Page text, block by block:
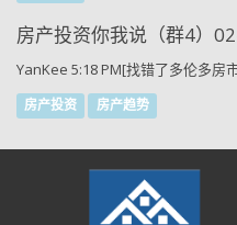
房产投资你我说（群4）
YanKee 5:18 PM[找错了多伦多
房产投资 房产趋势